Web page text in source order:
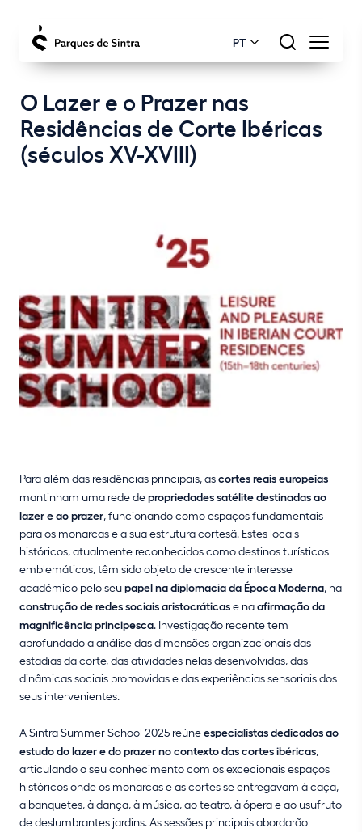
PT
O Lazer e o Prazer nas
Residências de Corte Ibéricas
(séculos XV-XVIII)
Para além das residências principais, ascortes reais europeias
mantinham uma rede depropriedades satélite destinadas ao
lazer e ao prazer, funcionando como espaços fundamentais
para os monarcas e a sua estrutura cortesã. Estes locais
históricos, atualmente reconhecidos como destinos turísticos
emblemáticos, têm sido objeto de crescente interesse
académico pelo seupapel na diplomacia da Época Moderna, na
construção de redes sociais aristocráticase naafirmação da
magnificência principesca. Investigação recente tem
aprofundado a análise das dimensões organizacionais das
estadias da corte, das atividades nelas desenvolvidas, das
dinâmicas sociais promovidas e das experiências sensoriais dos
seus intervenientes.
A Sintra Summer School 2025 reúneespecialistas dedicados ao
estudo do lazer e do prazer no contexto das cortes ibéricas,
articulando o seu conhecimento com os excecionais espaços
históricos onde os monarcas e as cortes se entregavam à caça,
a banquetes, à dança, à música, ao teatro, à ópera e ao usufruto
de deslumbrantes jardins. As sessões principais abordarão